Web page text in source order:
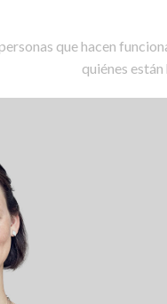
que hacen
quiénes